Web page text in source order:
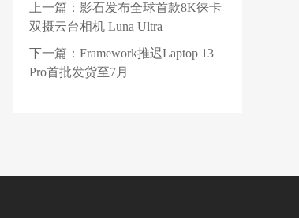
1 天前
中国联通：智算规模达
45EFLOPS，今年算力
相关投资将超 175 亿元
2 天前
打官司、挖人，苹果和
上一篇： 影石发布全球首款8K徕卡
双摄云台相机 Luna Ultra
下一篇： Framework推迟Laptop 13
Pro首批发货至7月